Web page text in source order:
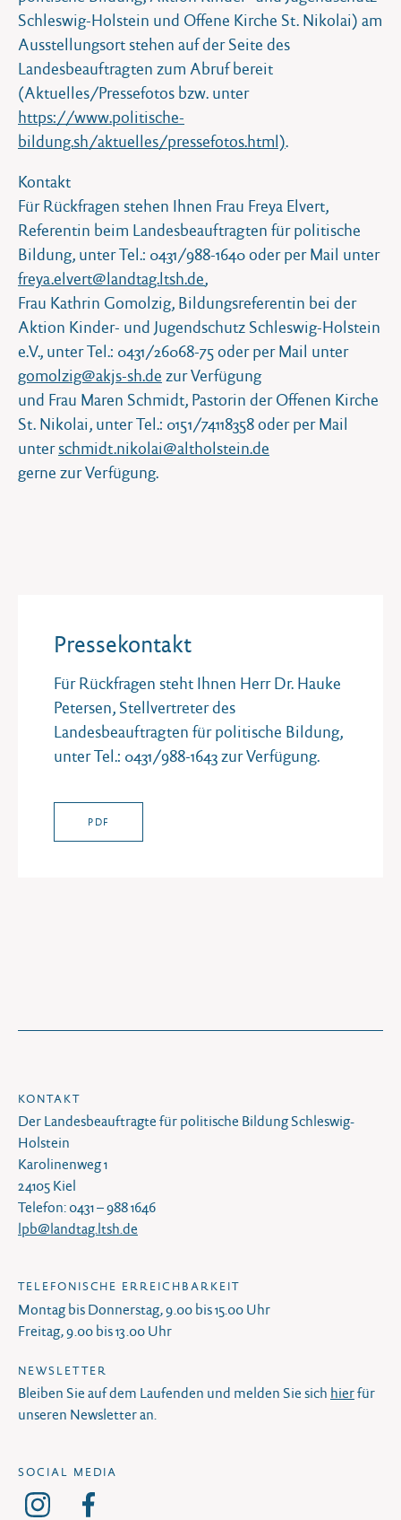
Schleswig-Holstein und Offene Kirche St. Nikolai) am
Ausstellungsort stehen auf der Seite des
Landesbeauftragten zum Abruf bereit
(Aktuelles/Pressefotos bzw. unter
https://www.politische-
bildung.sh/aktuelles/pressefotos.html).
Kontakt
Für Rückfragen stehen Ihnen Frau Freya Elvert,
Referentin beim Landesbeauftragten für politische
Bildung, unter Tel.: 0431/988-1640 oder per Mail unter
freya.elvert@landtag.ltsh.de,
Frau Kathrin Gomolzig, Bildungsreferentin bei der
Aktion Kinder- und Jugendschutz Schleswig-Holstein
e.V., unter Tel.: 0431/26068-75 oder per Mail unter
gomolzig@akjs-sh.de zur Verfügung
und Frau Maren Schmidt, Pastorin der Offenen Kirche
St. Nikolai, unter Tel.: 0151/74118358 oder per Mail
unterschmidt.nikolai@altholstein.de
gerne zur Verfügung.
Pressekontakt
Für Rückfragen steht Ihnen Herr Dr. Hauke
Petersen, Stellvertreter des
Landesbeauftragten für politische Bildung,
unter Tel.: 0431/988-1643 zur Verfügung.
PDF
KONTAKT
Der Landesbeauftragte für politische Bildung Schleswig-
Holstein
Karolinenweg 1
24105 Kiel
Telefon: 0431 – 988 1646
lpb@landtag.ltsh.de
TELEFONISCHE ERREICHBARKEIT
Montag bis Donnerstag, 9.00 bis 15.00 Uhr
Freitag, 9.00 bis 13.00 Uhr
NEWSLETTER
Bleiben Sie auf dem Laufenden und melden Sie sich hierfür
unseren Newsletter an.
SOCIAL MEDIA